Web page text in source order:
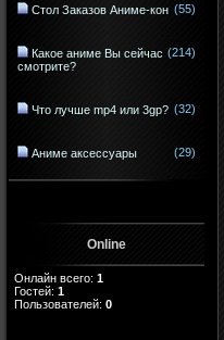
Стол Заказов Аниме-кон (55)
Какое аниме Вы сейчас
смотрите?
(214)
Что лучше mp4 или 3gp? (32)
Аниме аксессуары (29)
Online
Онлайн всего: 1
Гостей: 1
Пользователей: 0